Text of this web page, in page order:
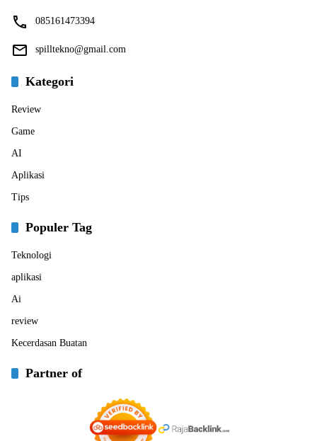
085161473394
spilltekno@gmail.com
Kategori
Review
Game
AI
Aplikasi
Tips
Populer Tag
Teknologi
aplikasi
Ai
review
Kecerdasan Buatan
Partner of